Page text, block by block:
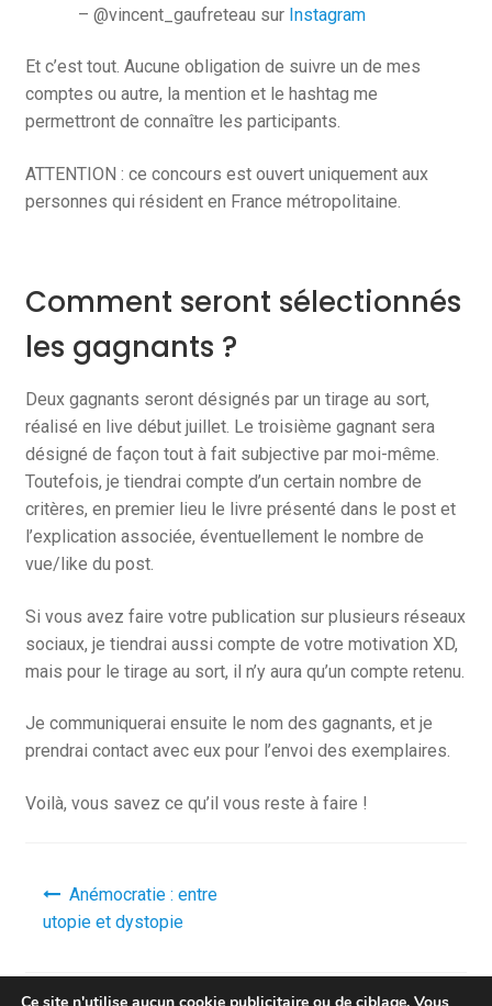
– @vincent_gaufreteau sur Instagram
Et c’est tout. Aucune obligation de suivre un de mes
comptes ou autre, la mention et le hashtag me
permettront de connaître les participants.
ATTENTION : ce concours est ouvert uniquement aux
personnes qui résident en France métropolitaine.
Comment seront sélectionnés
les gagnants ?
Deux gagnants seront désignés par un tirage au sort,
réalisé en live début juillet. Le troisième gagnant sera
désigné de façon tout à fait subjective par moi-même.
Toutefois, je tiendrai compte d’un certain nombre de
critères, en premier lieu le livre présenté dans le post et
l’explication associée, éventuellement le nombre de
vue/like du post.
Si vous avez faire votre publication sur plusieurs réseaux
sociaux, je tiendrai aussi compte de votre motivation XD,
mais pour le tirage au sort, il n’y aura qu’un compte retenu.
Je communiquerai ensuite le nom des gagnants, et je
prendrai contact avec eux pour l’envoi des exemplaires.
Voilà, vous savez ce qu’il vous reste à faire !
l’article
Anémocratie : entre
utopie et dystopie